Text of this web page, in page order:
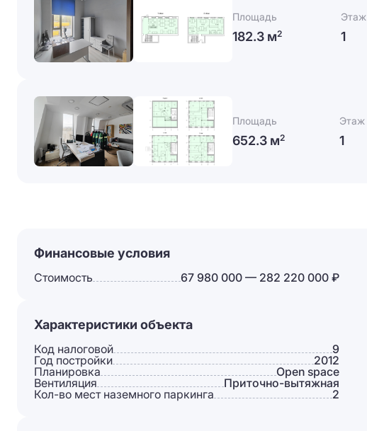
Площадь
182.3 м2
Этаж
1
Площадь
652.3 м2
Этаж
1
Финансовые условия
Стоимость 67 980 000 — 282 220 000 ₽
Характеристики объекта
Код налоговой 9
Год постройки
2012
Планировка
Open space
Вентиляция
Приточно-вытяжная
Кол-во мест наземного паркинга
2